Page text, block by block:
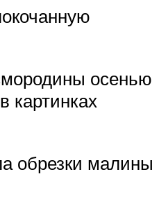
осенью
картинках
обрезки малины